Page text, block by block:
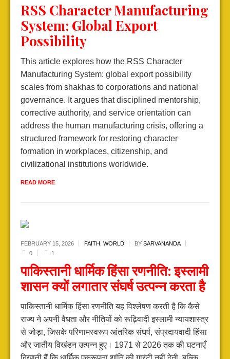
RSS Character Manufacturing
System: Global Export
Possibility
This article explores how the RSS Character
Manufacturing System: global export possibility
scales from shakhas to corporations and national
governance. It argues that disciplined mentorship,
corrective authority, and service orientation can
address the human manufacturing crisis, offering a
structured framework for restoring character
formation in workplaces, citizenship, and
civilizational institutions worldwide.
READ MORE
FEBRUARY 15, 2026 FAITH WORLD BY SARVANANDA
0
1
पाकिस्तानी धार्मिक हिंसा रणनीति: इस्लामी
शासन क्यों लगातार संघर्ष उत्पन्न करता है
पाकिस्तानी धार्मिक हिंसा रणनीति यह विश्लेषण करती है कि कैसे
राज्य ने अपनी वैधता और नीतियों को रूढ़िवादी इस्लामी न्यायशास्त्र
से जोड़ा, जिसके परिणामस्वरूप आंतरिक संघर्ष, संप्रदायवादी हिंसा
और जातीय विखंडन उत्पन्न हुए। 1971 से 2026 तक की घटनाएँ